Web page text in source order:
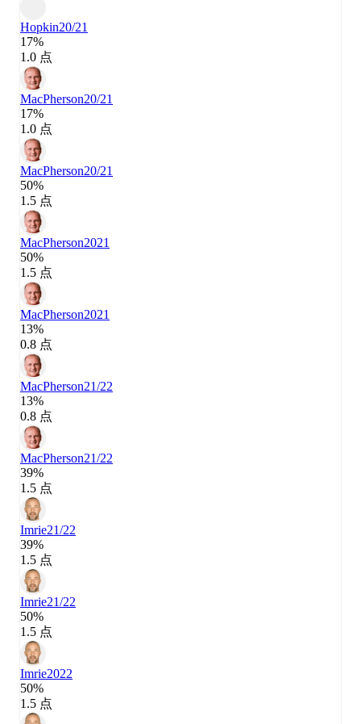
Hopkin20/21
17%
1.0 点
MacPherson20/21
17%
1.0 点
MacPherson20/21
50%
1.5 点
MacPherson2021
50%
1.5 点
MacPherson2021
13%
0.8 点
MacPherson21/22
13%
0.8 点
MacPherson21/22
39%
1.5 点
Imrie21/22
39%
1.5 点
Imrie21/22
50%
1.5 点
Imrie2022
50%
1.5 点